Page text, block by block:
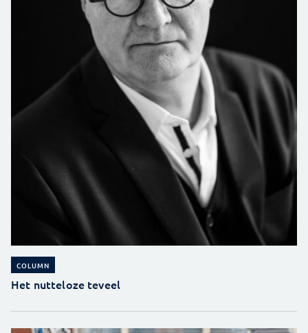
COLUMN
Het nutteloze teveel